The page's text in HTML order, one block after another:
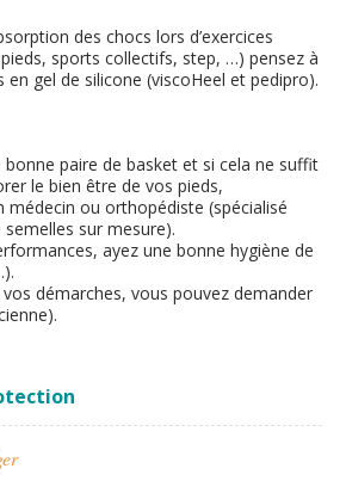
des chocs lors d’exercices
sports collectifs, step, …) pensez à
gel de silicone (viscoHeel et pedipro).
bonne paire de basket et si cela ne suffit
le bien être de vos pieds,
médecin ou orthopédiste (spécialisé
sur mesure).
ayez une bonne hygiène de
démarches, vous pouvez demander